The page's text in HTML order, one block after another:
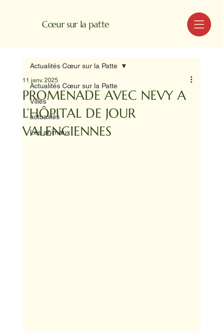
Cœur sur la patte MENU
Actualités Cœur sur la Patte
Villes
actualités
Les animaux
Actualités Cœur sur la Patte
PROMENADE AVEC NEVY A
L’HÔPITAL DE JOUR
VALENCIENNES
11 janv. 2025